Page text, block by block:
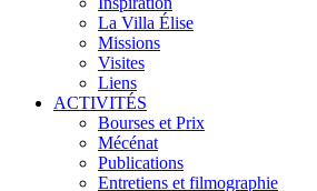
La Villa Élise
Missions
Visites
Liens
ACTIVITÉS
Bourses et Prix
Mécénat
Publications
Entretiens et filmographie